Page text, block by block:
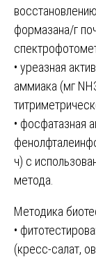
формазана/г
• уреазная
аммиака (мг
• фосфатазная
ч) с
метода.
Методика
•
(кресс-салат,